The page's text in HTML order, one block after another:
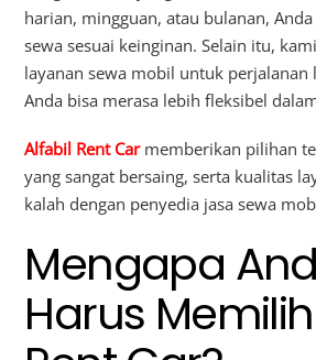
harian, mingguan, atau bulanan,
sewa sesuai keinginan. Selain itu,
layanan sewa mobil untuk perjalanan
Anda bisa merasa lebih fleksibel
Alfabil Rent Carmemberikan pilihan
yang sangat bersaing, serta kualitas
kalah dengan penyedia jasa sewa
Mengapa
Harus